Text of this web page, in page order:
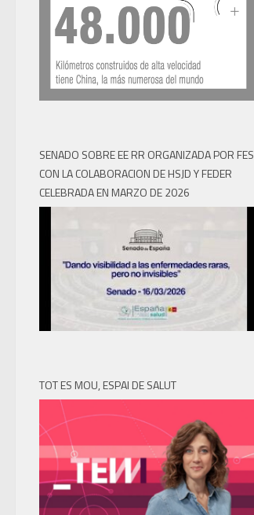
SENADO SOBRE EE RR ORGANIZADA POR FES
CON LA COLABORACION DE HSJD Y FEDER
CELEBRADA EN MARZO DE 2026
TOT ES MOU, ESPAI DE SALUT